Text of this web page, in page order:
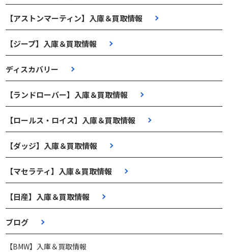
【アストンマーティン】入庫＆買取情報
【ジープ】入庫＆買取情報
ディスカバリー
【ランドローバー】入庫＆買取情報
【ロールス・ロイス】入庫＆買取情報
【ダッジ】入庫＆買取情報
【マセラティ】入庫＆買取情報
【日産】入庫＆買取情報
ブログ
【BMW】入庫＆買取情報